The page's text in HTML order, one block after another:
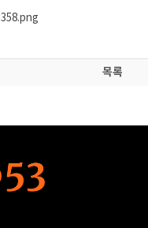
목록